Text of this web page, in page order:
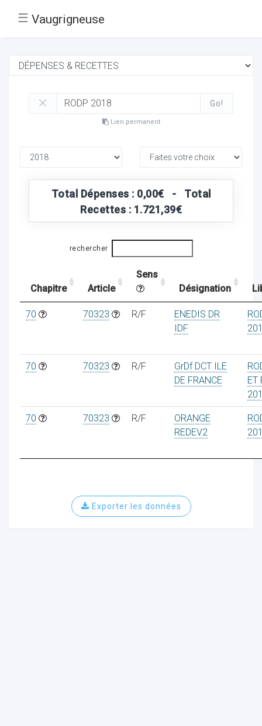
☰ Vaugrigneuse
Go!
Lien permanent
Total Dépenses : 0,00€ - Total
Recettes : 1.721,39€
rechercher
Chapitre Article
Sens
Désignation
70 70323 R/F
ENEDIS DR
IDF
70 70323 R/F
GrDf DCT ILE
DE FRANCE
ET
70 70323 R/F
ORANGE
REDEV2
Exporter les données